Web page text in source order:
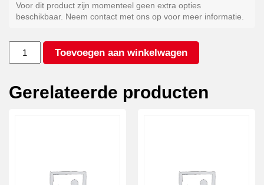
Voor dit product zijn momenteel geen extra opties
beschikbaar. Neem contact met ons op voor meer informatie.
Nethaken
54
Toevoegen aan winkelwagen
Gerelateerde producten